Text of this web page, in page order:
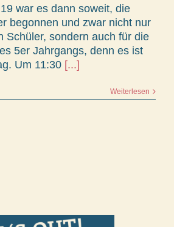
war es dann soweit, die
begonnen und zwar nicht nur
Schüler, sondern auch für die
5er Jahrgangs, denn es ist
Um 11:30 [...]
Weiterlesen